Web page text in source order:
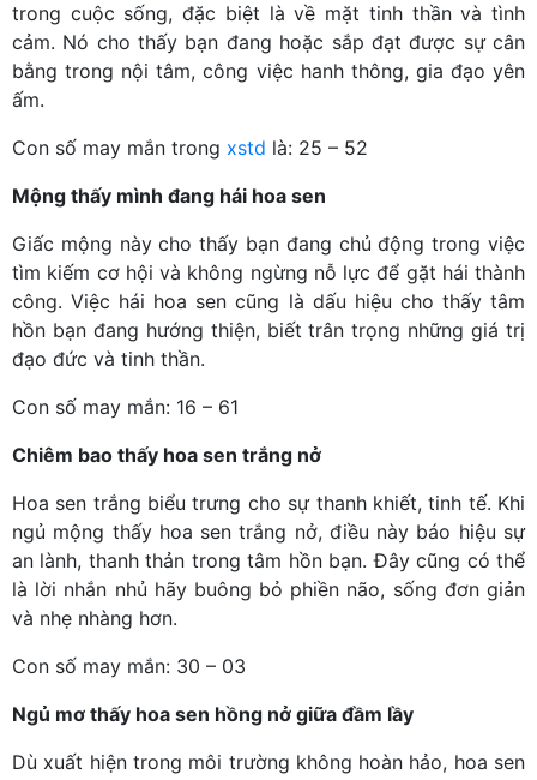
trong cuộc sống, đặc biệt là về mặt tinh thần và tình
cảm. Nó cho thấy bạn đang hoặc sắp đạt được sự cân
bằng trong nội tâm, công việc hanh thông, gia đạo yên
ấm.
Con số may mắn trong xstd là: 25 – 52
Mộng thấy mình đang hái hoa sen
Giấc mộng này cho thấy bạn đang chủ động trong việc
tìm kiếm cơ hội và không ngừng nỗ lực để gặt hái thành
công. Việc hái hoa sen cũng là dấu hiệu cho thấy tâm
hồn bạn đang hướng thiện, biết trân trọng những giá trị
đạo đức và tinh thần.
Con số may mắn: 16 – 61
Chiêm bao thấy hoa sen trắng nở
Hoa sen trắng biểu trưng cho sự thanh khiết, tinh tế. Khi
ngủ mộng thấy hoa sen trắng nở, điều này báo hiệu sự
an lành, thanh thản trong tâm hồn bạn. Đây cũng có thể
là lời nhắn nhủ hãy buông bỏ phiền não, sống đơn giản
và nhẹ nhàng hơn.
Con số may mắn: 30 – 03
Ngủ mơ thấy hoa sen hồng nở giữa đầm lầy
Dù xuất hiện trong môi trường không hoàn hảo, hoa sen